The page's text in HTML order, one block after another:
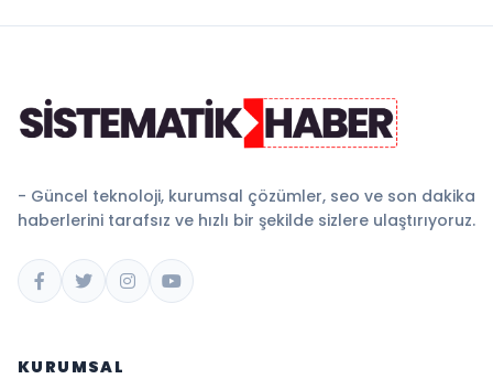
- Güncel teknoloji, kurumsal çözümler, seo ve son dakika
haberlerini tarafsız ve hızlı bir şekilde sizlere ulaştırıyoruz.
KURUMSAL